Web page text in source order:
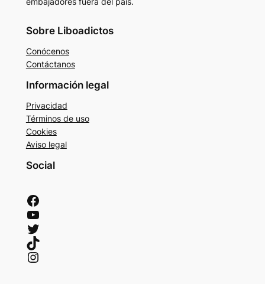
Sobre Liboadictos
Conócenos
Contáctanos
Información legal
Privacidad
Términos de uso
Cookies
Aviso legal
Social
Facebook
YouTube
Twitter
TikTok
Instagram